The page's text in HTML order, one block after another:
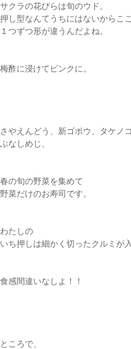
サクラの花びらは旬のウド。
押し型なんてうちにはないからこ
１つずつ形が違うんだよね。
梅酢に浸けてピンクに。
さやえんどう、新ゴボウ、タケノ
ぶなしめじ、
春の旬の野菜を集めて
野菜だけのお寿司です。
わたしの
いち押しは細かく切ったクルミが
食感間違いなしよ！！
ところで、